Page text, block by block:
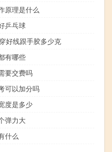
原理是什么
乒乓球
好线跟手胶多少克
有哪些
要交费吗
可以加分吗
度是多少
弹力大
什么